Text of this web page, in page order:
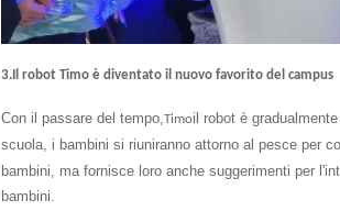
3.Il robot Timo è diventato il nuovo favorito del campus
Con il passare del tempo,Timoil robot è
scuola, i bambini si riuniranno attorno al pesce per
bambini, ma fornisce loro anche suggerimenti per
bambini.